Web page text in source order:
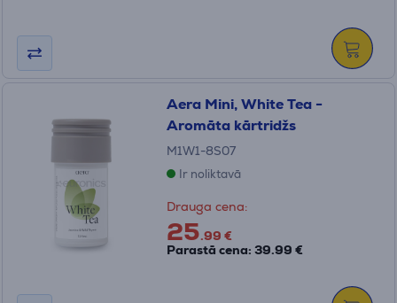
Aera Mini, White Tea -
Aromāta kārtridžs
M1W1-8S07
Ir noliktavā
Drauga cena:
25.99 €
Parastā cena: 39.99 €